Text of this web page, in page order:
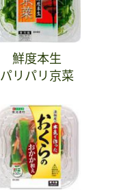
鮮度本生
パリパリ京菜